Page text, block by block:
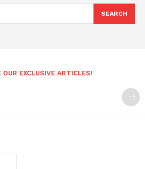
SEARCH
OUR EXCLUSIVE ARTICLES!